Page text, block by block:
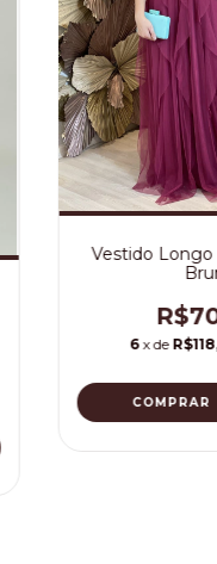
Vestido Longo
6 x de
COMPRAR